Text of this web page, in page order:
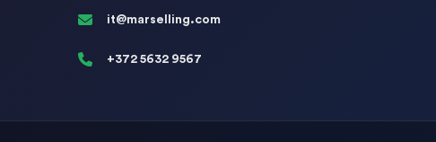
it@marselling.com
+372 5632 9567